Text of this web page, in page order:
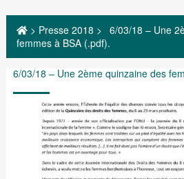
> Presse 2018 > 6/03/18 – Une
femmes à BSA (.pdf).
6/03/18 – Une 2ème quinzaine des